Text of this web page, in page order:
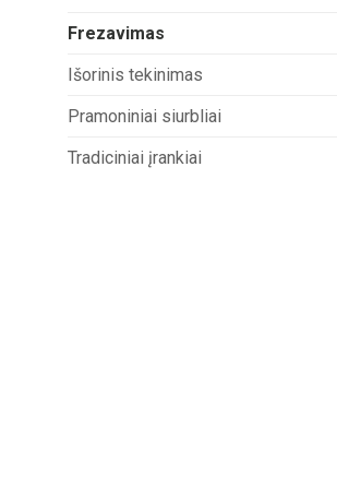
Frezavimas
Išorinis tekinimas
Pramoniniai siurbliai
Tradiciniai įrankiai